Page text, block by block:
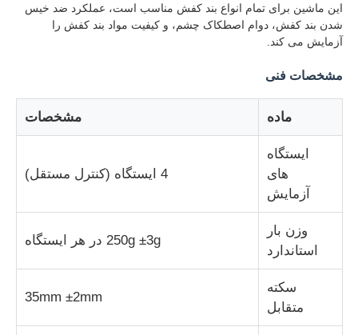
دستگاه تست ضربه
دستگاه آزمایش سایش
تجهیزات تست لاستیک
تجهیزات تست کفش
تجهیزات آزمایش بسته بندی
این ماشین برای تمام انواع بند کفش مناسب است، عملکرد ضد خیس
شدن بند کفش، دوام اصطکاک چشم، و کیفیت مواد بند کفش را
آزمایش می کند.
مشخصات فنی
ماده مشخصات
ایستگاه
های
آزمایش
4 ایستگاه (کنترل مستقل)
وزن بار
استاندارد
250g ±3g در هر ایستگاه
سکته
متقابل
35mm ±2mm